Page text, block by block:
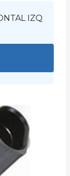
IZQ